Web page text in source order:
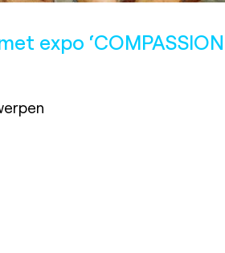
expo